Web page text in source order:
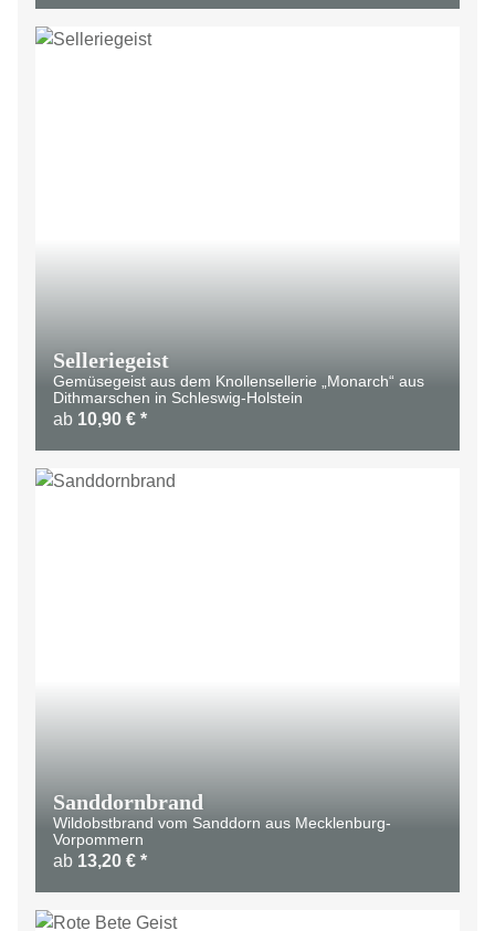
Selleriegeist
Gemüsegeist aus dem Knollensellerie „Monarch“ aus
Dithmarschen in Schleswig-Holstein
ab 10,90 € *
Sanddornbrand
Wildobstbrand vom Sanddorn aus Mecklenburg-
Vorpommern
ab 13,20 € *